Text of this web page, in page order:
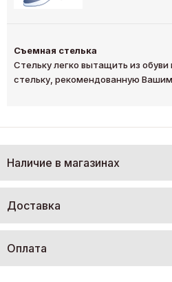
Съемная стелька
Стельку легко вытащить из обуви
стельку, рекомендованную
Наличие в магазинах
Доставка
Оплата